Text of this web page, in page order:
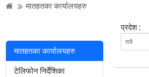
मातहतका कार्यालयहरु
मातहतका कार्यालयहरु
टेलिफोन निर्देशिका
प्रदेश :